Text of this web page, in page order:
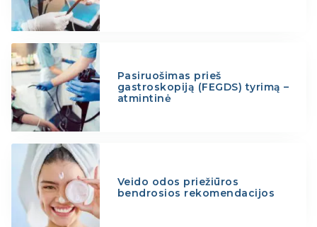
Pasiruošimas prieš
gastroskopiją (FEGDS) tyrimą –
atmintinė
Veido odos priežiūros
bendrosios rekomendacijos